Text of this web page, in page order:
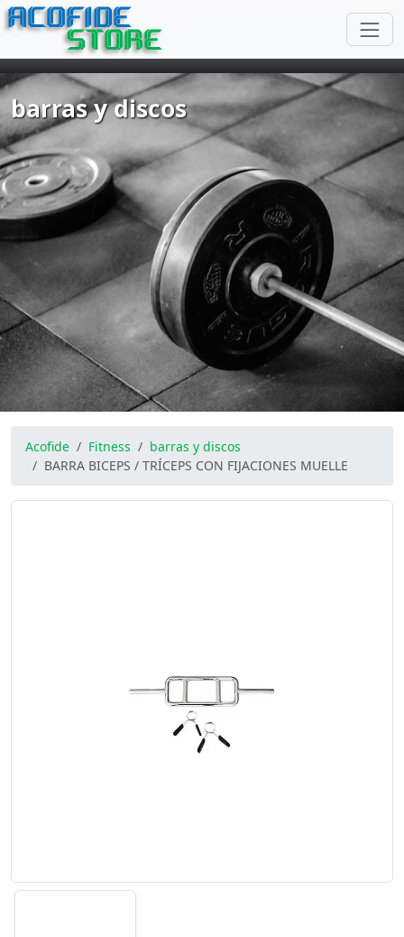
ACOFIDE
STORE
barras y discos
Acofide Fitness
barras y discos
BARRA BICEPS / TRÍCEPS CON FIJACIONES MUELLE